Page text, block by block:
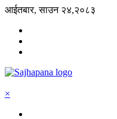
आईतबार, साउन २४,२०८३
×